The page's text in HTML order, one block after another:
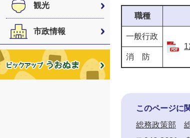
観光
市政情報
職種
一般行政
消 防
このページに
総務政策部